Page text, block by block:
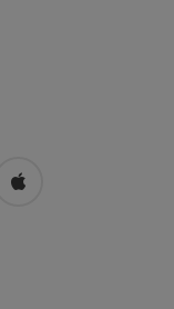
v Mapách Google
Otevřít v Mapách